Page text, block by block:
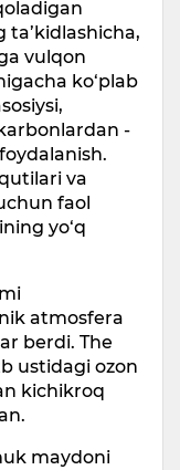
vulqon
ko‘plab
-
va
faol
yo‘q
atmosfera
berdi. The
ustidagi ozon
kichikroq
maydoni